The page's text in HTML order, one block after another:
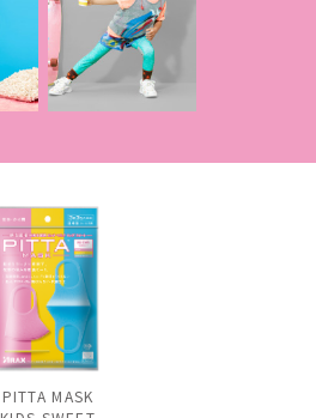
PITTA MASK